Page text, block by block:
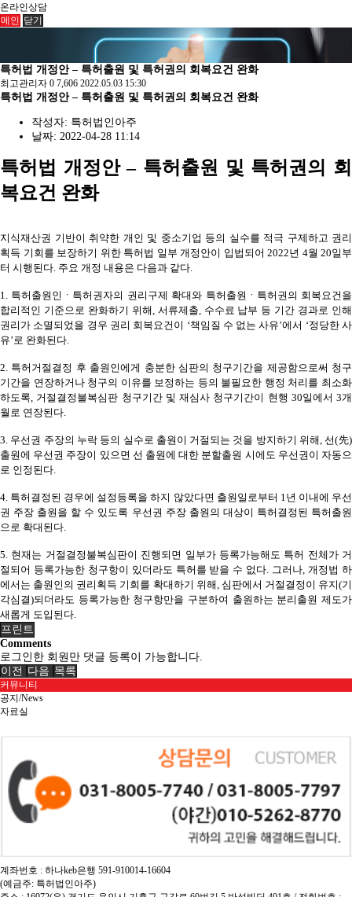
온라인상담
메인 닫기
특허법 개정안 – 특허출원 및 특허권의 회복요건 완화
최고관리자 0 7,606 2022.05.03 15:30
특허법 개정안 – 특허출원 및 특허권의 회복요건 완화
작성자: 특허법인아주
날짜: 2022-04-28 11:14
특허법 개정안 – 특허출원 및 특허권의 회
복요건 완화
지식재산권 기반이 취약한 개인 및 중소기업 등의 실수를 적극 구제하고 권리
획득 기회를 보장하기 위한 특허법 일부 개정안이 입법되어 2022년 4월 20일부
터 시행된다. 주요 개정 내용은 다음과 같다.
1. 특허출원인ㆍ특허권자의 권리구제 확대와 특허출원ㆍ특허권의 회복요건을
합리적인 기준으로 완화하기 위해, 서류제출, 수수료 납부 등 기간 경과로 인해
권리가 소멸되었을 경우 권리 회복요건이 ‘책임질 수 없는 사유’에서 ‘정당한 사
유’로 완화된다.
2. 특허거절결정 후 출원인에게 충분한 심판의 청구기간을 제공함으로써 청구
기간을 연장하거나 청구의 이유를 보정하는 등의 불필요한 행정 처리를 최소화
하도록, 거절결정불복심판 청구기간 및 재심사 청구기간이 현행 30일에서 3개
월로 연장된다.
3. 우선권 주장의 누락 등의 실수로 출원이 거절되는 것을 방지하기 위해, 선(先)
출원에 우선권 주장이 있으면 선 출원에 대한 분할출원 시에도 우선권이 자동으
로 인정된다.
4. 특허결정된 경우에 설정등록을 하지 않았다면 출원일로부터 1년 이내에 우선
권 주장 출원을 할 수 있도록 우선권 주장 출원의 대상이 특허결정된 특허출원
으로 확대된다.
5. 현재는 거절결정불복심판이 진행되면 일부가 등록가능해도 특허 전체가 거
절되어 등록가능한 청구항이 있더라도 특허를 받을 수 없다. 그러나, 개정법 하
에서는 출원인의 권리획득 기회를 확대하기 위해, 심판에서 거절결정이 유지(기
각심결)되더라도 등록가능한 청구항만을 구분하여 출원하는 분리출원 제도가
새롭게 도입된다.
프린트
Comments
로그인한 회원만 댓글 등록이 가능합니다.
이전
다음 목록
커뮤니티
공지/News
자료실
계좌번호 : 하나keb은행 591-910014-16604
(예금주: 특허법인아주)